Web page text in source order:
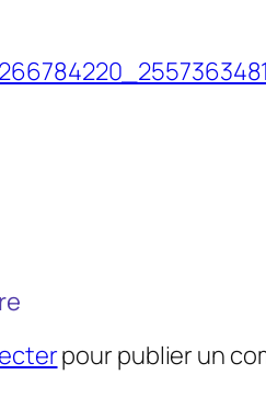
pour publier un